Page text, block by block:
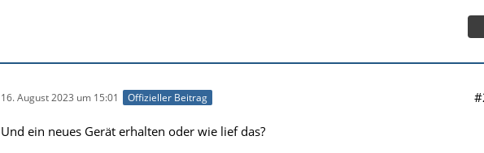
16. August 2023 um 15:01 Offizieller Beitrag
Und ein neues Gerät erhalten oder wie lief das?